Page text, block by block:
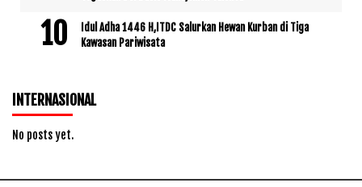
Idul Adha 1446 H,ITDC Salurkan Hewan Kurban di Tiga
Kawasan Pariwisata
INTERNASIONAL
No posts yet.